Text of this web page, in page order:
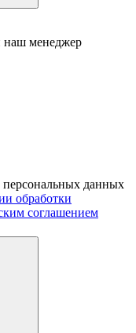
наш менеджер
персональных данных
обработки
соглашением